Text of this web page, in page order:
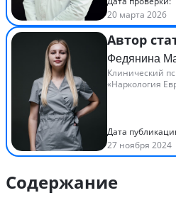
20 марта 2026
Автор
Федянина
Клинический
«Наркология
Дата
27 ноября 2024
Содержание